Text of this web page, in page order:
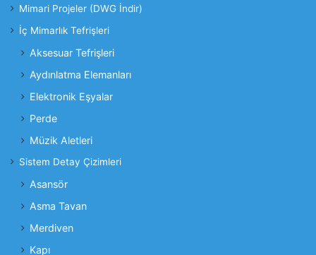
Mimari Projeler (DWG İndir)
İç Mimarlık Tefrişleri
Aksesuar Tefrişleri
Aydınlatma Elemanları
Elektronik Eşyalar
Perde
Müzik Aletleri
Sistem Detay Çizimleri
Asansör
Asma Tavan
Merdiven
Kapı